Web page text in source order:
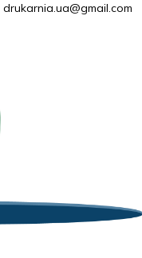
drukarnia.ua@gmail.com